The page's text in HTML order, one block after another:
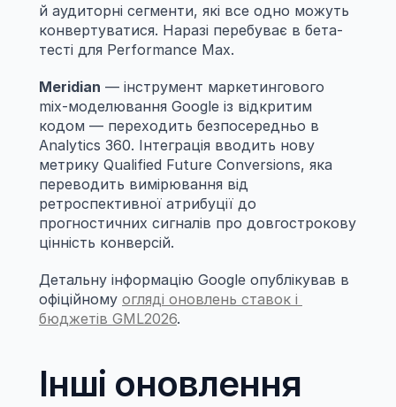
й аудиторні сегменти, які все одно можуть
конвертуватися. Наразі перебуває в бета-
тесті для Performance Max.
Meridian — інструмент маркетингового
mix-моделювання Google із відкритим
кодом — переходить безпосередньо в
Analytics 360. Інтеграція вводить нову
метрику Qualified Future Conversions, яка
переводить вимірювання від
ретроспективної атрибуції до
прогностичних сигналів про довгострокову
цінність конверсій.
Детальну інформацію Google опублікував в
офіційному огляді оновлень ставок і
бюджетів GML2026.
Інші оновлення